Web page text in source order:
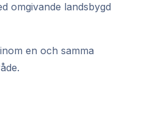
omgivande landsbygd
en och samma